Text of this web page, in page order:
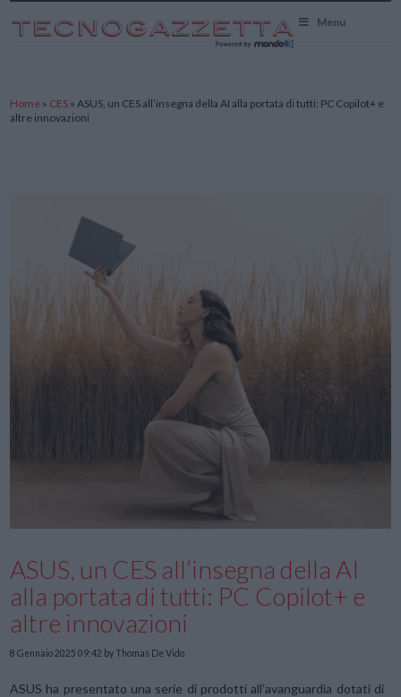
Menu
Home » CES »ASUS, un CES all’insegna della AI alla portata di tutti: PC Copilot+ e
altre innovazioni
ASUS, un CES all’insegna della AI
alla portata di tutti: PC Copilot+ e
altre innovazioni
8 Gennaio 2025 09:42 by Thomas De Vido
ASUS ha presentato una serie di prodotti all’avanguardia dotati di